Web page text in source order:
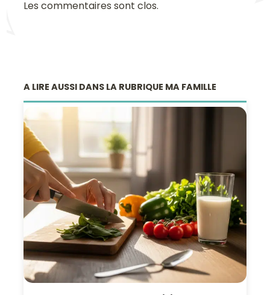
Les commentaires sont clos.
A LIRE AUSSI DANS LA RUBRIQUE MA FAMILLE